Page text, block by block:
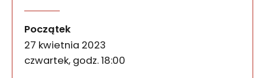
Początek
27 kwietnia 2023
czwartek, godz. 18:00